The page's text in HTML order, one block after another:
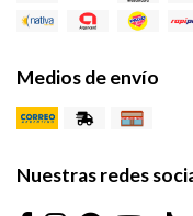
Medios de envío
Nuestras redes